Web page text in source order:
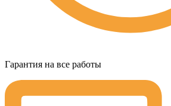
Гарантия на все работы